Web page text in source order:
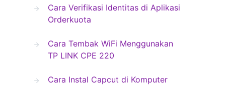
Cara Verifikasi Identitas di Aplikasi
Orderkuota
Cara Tembak WiFi Menggunakan
TP LINK CPE 220
Cara Instal Capcut di Komputer